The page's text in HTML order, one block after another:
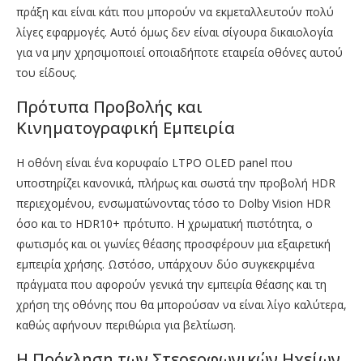
πράξη και είναι κάτι που μπορούν να εκμεταλλευτούν πολύ
λίγες εφαρμογές. Αυτό όμως δεν είναι σίγουρα δικαιολογία
για να μην χρησιμοποιεί οποιαδήποτε εταιρεία οθόνες αυτού
του είδους.
Πρότυπα Προβολής και
Κινηματογραφική Εμπειρία
Η οθόνη είναι ένα κορυφαίο LTPO OLED panel που
υποστηρίζει κανονικά, πλήρως και σωστά την προβολή HDR
περιεχομένου, ενσωματώνοντας τόσο το Dolby Vision HDR
όσο και το HDR10+ πρότυπο. Η χρωματική πιστότητα, ο
φωτισμός και οι γωνίες θέασης προσφέρουν μια εξαιρετική
εμπειρία χρήσης. Ωστόσο, υπάρχουν δύο συγκεκριμένα
πράγματα που αφορούν γενικά την εμπειρία θέασης και τη
χρήση της οθόνης που θα μπορούσαν να είναι λίγο καλύτερα,
καθώς αφήνουν περιθώρια για βελτίωση.